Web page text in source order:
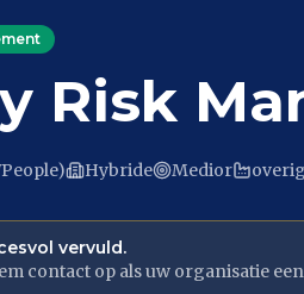
Risk
Hybride Medior
vervuld.
contact op als uw organisatie